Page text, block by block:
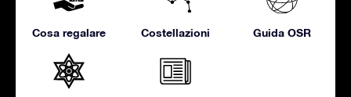
Cosa regalare Costellazioni Guida OSR